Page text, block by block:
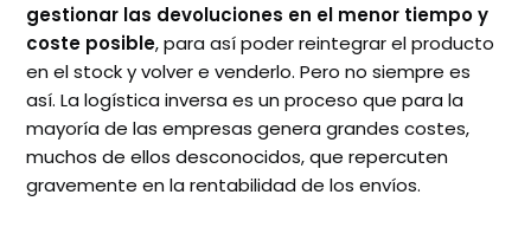
gestionar las devoluciones en el menor tiempo y
coste posible, para así poder reintegrar el producto
en el stock y volver e venderlo. Pero no siempre es
así. La logística inversa es un proceso que para la
mayoría de las empresas genera grandes costes,
muchos de ellos desconocidos, que repercuten
gravemente en la rentabilidad de los envíos.